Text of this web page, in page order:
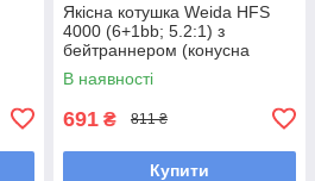
Якісна котушка Weida HFS
4000 (6+1bb; 5.2:1) з
бейтраннером (конусна
шпуля)
В наявності
691 ₴ 811 ₴
Купити